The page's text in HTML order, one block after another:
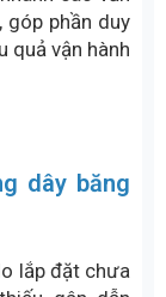
bảo trì trong
có chi phí
lại hiệu
tư, doanh
tảitừ các
sánh các
ưu hiệu quả